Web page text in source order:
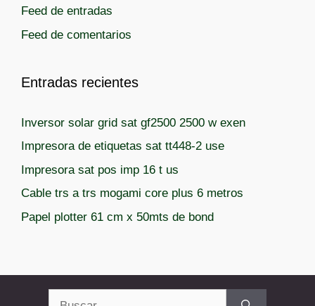
s
Feed de entradas
Feed de comentarios
Entradas recientes
Inversor solar grid sat gf2500 2500 w exen
Impresora de etiquetas sat tt448-2 use
Impresora sat pos imp 16 t us
Cable trs a trs mogami core plus 6 metros
Papel plotter 61 cm x 50mts de bond